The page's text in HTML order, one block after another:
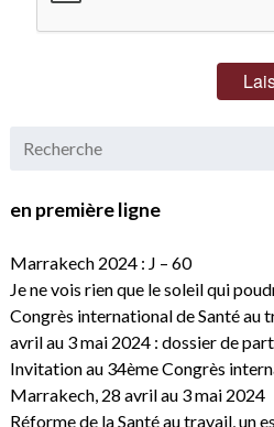
en première ligne
Marrakech 2024 : J – 60
Je ne vois rien que le soleil qui
Congrès international de Santé au
avril au 3 mai 2024 : dossier de
Invitation au 34ème Congrès
Marrakech, 28 avril au 3 mai 2024
Réforme de la Santé au travail, un